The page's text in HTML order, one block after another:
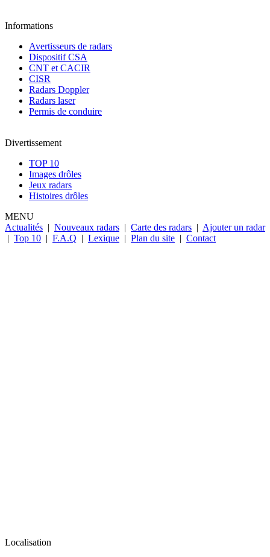
Informations
Avertisseurs de radars
Dispositif CSA
CNT et CACIR
CISR
Radars Doppler
Radars laser
Permis de conduire
Divertissement
TOP 10
Images drôles
Jeux radars
Histoires drôles
MENU
Actualités | Nouveaux radars | Carte des radars | Ajouter un radar
| Top 10 | F.A.Q | Lexique | Plan du site | Contact
Localisation